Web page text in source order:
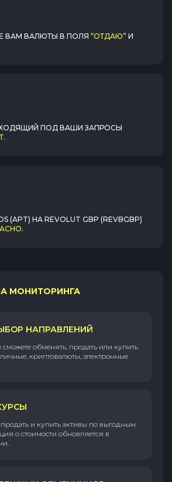
ВАМ ВАЛЮТЫ В ПОЛЯ “ОТДАЮ” И
ПОД ВАШИ ЗАПРОСЫ
.
(APT) НА REVOLUT GBP (REVBGBP)
.
МОНИТОРИНГА
НАПРАВЛЕНИЙ
обменять, продать или купить
криптовалюты, электронные
и купить активы по выгодным
о стоимости обновляется в